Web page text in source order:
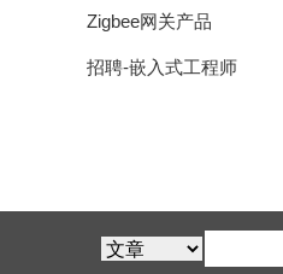
Zigbee网关产品
招聘-嵌入式工程师